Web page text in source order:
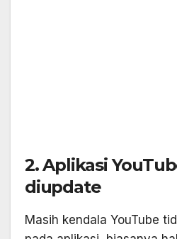
2. Aplikasi
diupdate
Masih kendala YouTube